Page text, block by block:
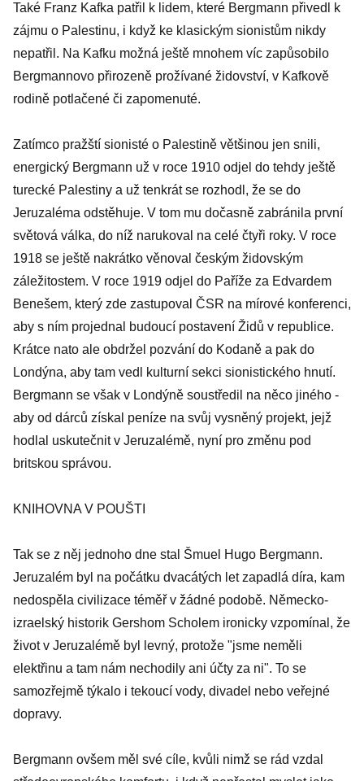
Také Franz Kafka patřil k lidem, které Bergmann přivedl k
zájmu o Palestinu, i když ke klasickým sionistům nikdy
nepatřil. Na Kafku možná ještě mnohem víc zapůsobilo
Bergmannovo přirozeně prožívané židovství, v Kafkově
rodině potlačené či zapomenuté.
Zatímco pražští sionisté o Palestině většinou jen snili,
energický Bergmann už v roce 1910 odjel do tehdy ještě
turecké Palestiny a už tenkrát se rozhodl, že se do
Jeruzaléma odstěhuje. V tom mu dočasně zabránila první
světová válka, do níž narukoval na celé čtyři roky. V roce
1918 se ještě nakrátko věnoval českým židovským
záležitostem. V roce 1919 odjel do Paříže za Edvardem
Benešem, který zde zastupoval ČSR na mírové konferenci,
aby s ním projednal budoucí postavení Židů v republice.
Krátce nato ale obdržel pozvání do Kodaně a pak do
Londýna, aby tam vedl kulturní sekci sionistického hnutí.
Bergmann se však v Londýně soustředil na něco jiného -
aby od dárců získal peníze na svůj vysněný projekt, jejž
hodlal uskutečnit v Jeruzalémě, nyní pro změnu pod
britskou správou.
KNIHOVNA V POUŠTI
Tak se z něj jednoho dne stal Šmuel Hugo Bergmann.
Jeruzalém byl na počátku dvacátých let zapadlá díra, kam
nedospěla civilizace téměř v žádné podobě. Německo-
izraelský historik Gershom Scholem ironicky vzpomínal, že
život v Jeruzalémě byl levný, protože "jsme neměli
elektřinu a tam nám nechodily ani účty za ni". To se
samozřejmě týkalo i tekoucí vody, divadel nebo veřejné
dopravy.
Bergmann ovšem měl své cíle, kvůli nimž se rád vzdal